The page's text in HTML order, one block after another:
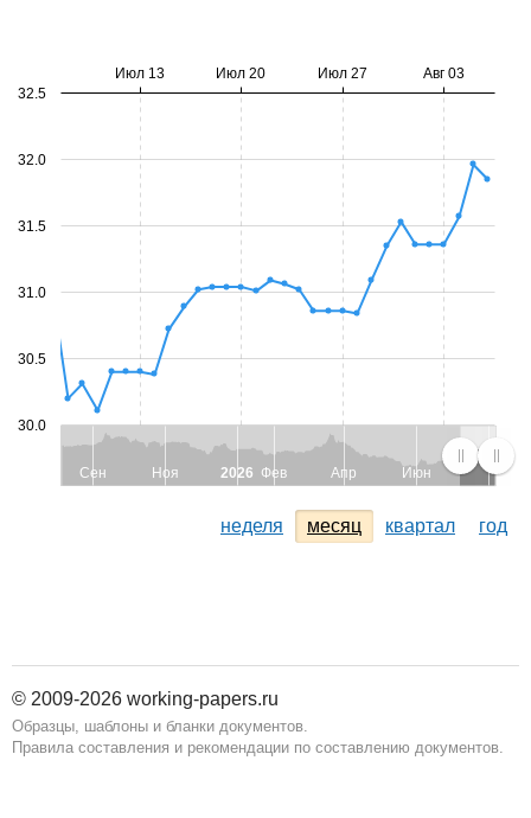
Сен Ноя 2026 Фев Апр Июн
Июл 13 Июл 20 Июл 27 Авг 03
30.0
30.5
31.0
31.5
32.0
32.5
неделя месяц квартал год
© 2009-2026 working-papers.ru
Образцы, шаблоны и бланки документов.
Правила составления и рекомендации по составлению документов.